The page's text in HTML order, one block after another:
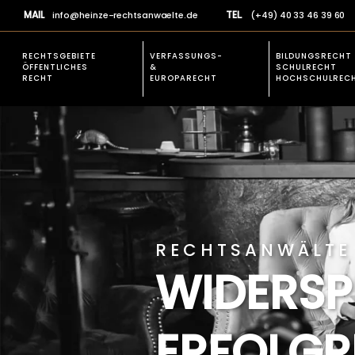
MAIL info@heinze-rechtsanwaelte.de TEL. (+49) 40 33 46 39 60
RECHTSGEBIETE
ÖFFENTLICHES
RECHT
EXPERTISE
Rechtsgebiete allgemein
Prüfungsrecht
Studienplatz einklagen
Öffentliches Baurecht
Verfassungsbeschwerden &
Europarecht
Schulrecht und Hochschulrecht
Allgemeines Verwaltungsrecht
VERFASSUNGS-
&
EUROPARECHT
BILDUNGSRECHT
SCHULRECHT